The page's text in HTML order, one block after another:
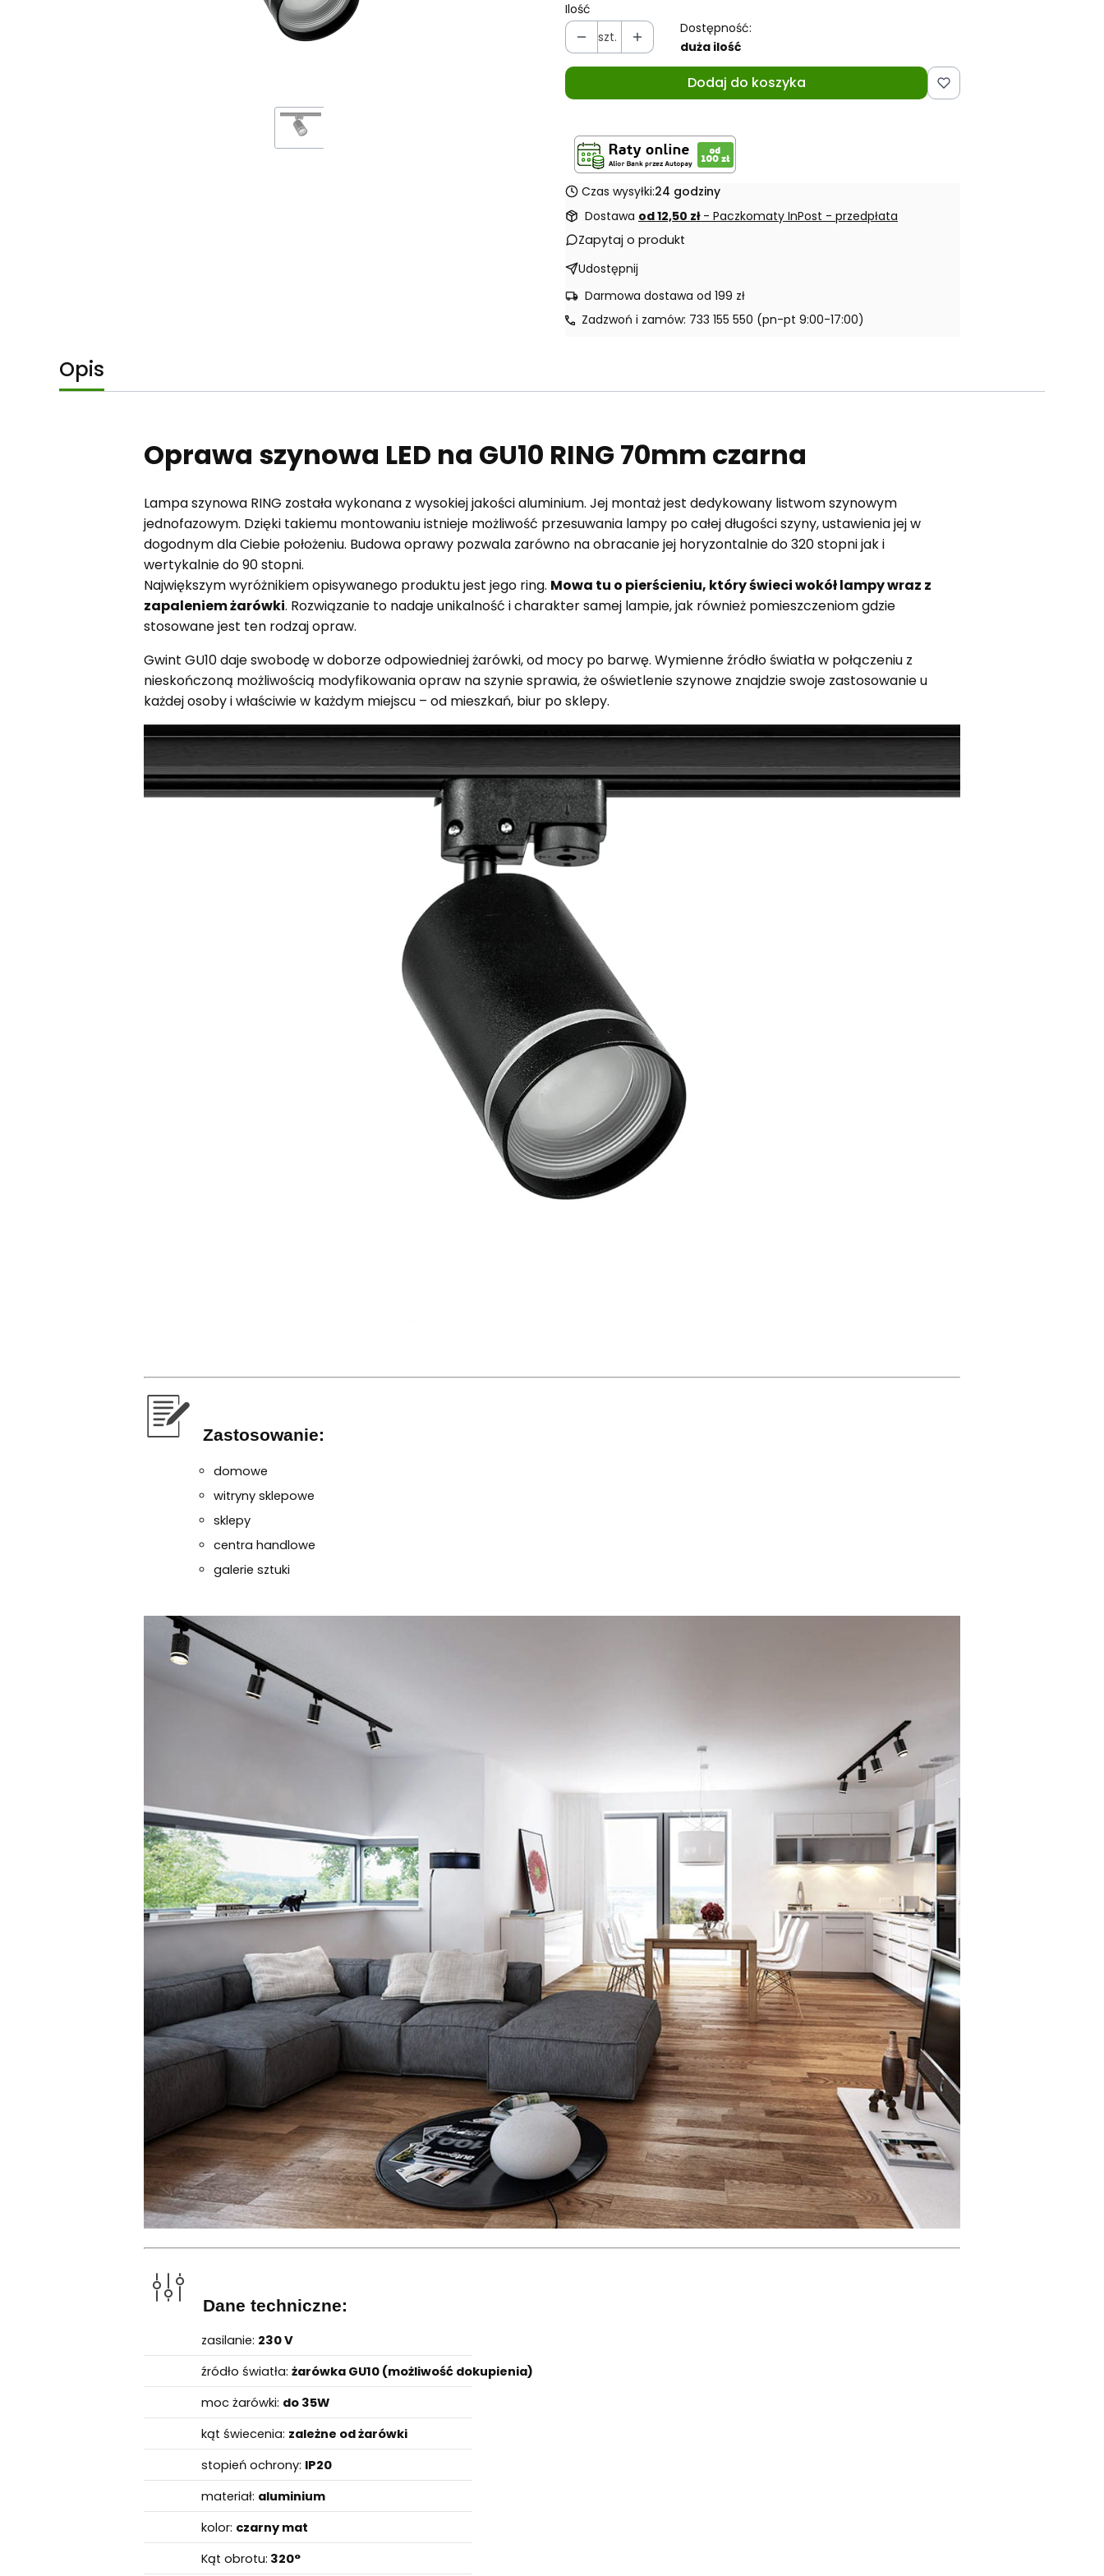
Ilość
szt.
Dostępność:
duża ilość
Dodaj do koszyka
Czas wysyłki:24 godziny
Dostawa od 12,50 zł - Paczkomaty InPost - przedpłata
Zapytaj o produkt
Udostępnij
Darmowa dostawa od 199 zł
Zadzwoń i zamów: 733 155 550 (pn-pt 9:00-17:00)
Opis
Oprawa szynowa LED na GU10 RING 70mm czarna
Lampa szynowa RING została wykonana z wysokiej jakości aluminium. Jej montaż jest dedykowany listwom szynowym
jednofazowym. Dzięki takiemu montowaniu istnieje możliwość przesuwania lampy po całej długości szyny, ustawienia jej w
dogodnym dla Ciebie położeniu. Budowa oprawy pozwala zarówno na obracanie jej horyzontalnie do 320 stopni jak i
wertykalnie do 90 stopni.
Największym wyróżnikiem opisywanego produktu jest jego ring. Mowa tu o pierścieniu, który świeci wokół lampy wraz z
zapaleniem żarówki. Rozwiązanie to nadaje unikalność i charakter samej lampie, jak również pomieszczeniom gdzie
stosowane jest ten rodzaj opraw.
Gwint GU10 daje swobodę w doborze odpowiedniej żarówki, od mocy po barwę. Wymienne źródło światła w połączeniu z
nieskończoną możliwością modyfikowania opraw na szynie sprawia, że oświetlenie szynowe znajdzie swoje zastosowanie u
każdej osoby i właściwie w każdym miejscu – od mieszkań, biur po sklepy.
Zastosowanie:
domowe
witryny sklepowe
sklepy
centra handlowe
galerie sztuki
Dane techniczne:
zasilanie: 230 V
źródło światła: żarówka GU10 (możliwość dokupienia)
moc żarówki: do 35W
kąt świecenia: zależne od żarówki
stopień ochrony: IP20
materiał: aluminium
kolor: czarny mat
Kąt obrotu: 320°